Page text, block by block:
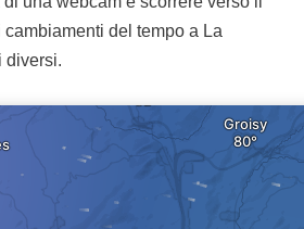
cambiamenti del tempo a La
diversi.